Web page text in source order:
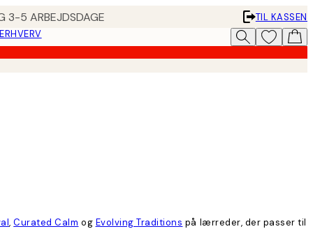
3-5 ARBEJDSDAGE
TIL KASSEN
,Curated Calm og Evolving Traditions på lærreder, der passer til